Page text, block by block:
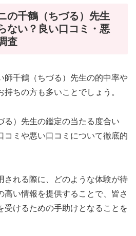
の千鶴（ちづる）先生
ない？良い口コミ・悪
査
師千鶴（ちづる）先生の的中率や
ちの方も多いことでしょう。
る）先生の鑑定の当たる度合い
コミや悪い口コミについて徹底的
される際に、どのような体験が待
高い情報を提供することで、皆さ
受けるための手助けとなることを